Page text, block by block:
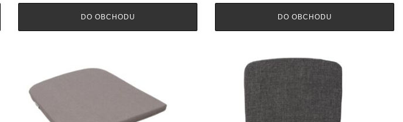
DO OBCHODU DO OBCHODU